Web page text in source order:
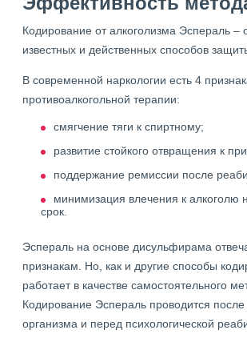
Кодирование от алкоголизма Эспераль –
известных и действенных способов
В современной наркологии есть 4
противоалкогольной терапии:
смягчение тяги к спиртному;
развитие стойкого отвращения к
поддержание ремиссии после
минимизация влечения к алкоголю
срок.
Эспераль на основе дисульфирама
признакам. Но, как и другие способы
работает в качестве самостоятельного
Кодирование Эспераль проводится после
организма и перед психологической